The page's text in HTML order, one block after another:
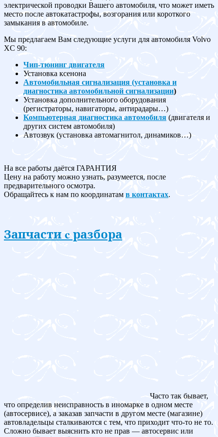
электрической проводки Вашего автомобиля, что может иметь
место после автокатастрофы, возгорания или короткого
замыкания в автомобиле.
Мы предлагаем Вам следующие услуги для автомобиля Volvo
XC 90:
Чип-тюнинг двигателя
Установка ксенона
Автомобильная сигнализация (установка и
диагностика автомобильной сигнализации)
Установка дополнительного оборудования
(регистраторы, навигаторы, антирадары…)
Компьютерная диагностика автомобиля (двигателя и
других систем автомобиля)
Автозвук (установка автомагнитол, динамиков…)
На все работы даётся ГАРАНТИЯ
Цену на работу можно узнать, разумеется, после
предварительного осмотра.
Обращайтесь к нам по координатам в контактах.
Запчасти c разбора
Часто так бывает,
что определив неисправность в иномарке в одном месте
(автосервисе), а заказав запчасти в другом месте (магазине)
автовладельцы сталкиваются с тем, что приходит что-то не то.
Сложно бывает выяснить кто не прав — автосервис или